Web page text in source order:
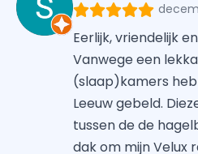
Eerlijk, vriendelijk
Vanwege een
(slaap)kamers
Leeuw gebeld.
tussen de de
dak om mijn